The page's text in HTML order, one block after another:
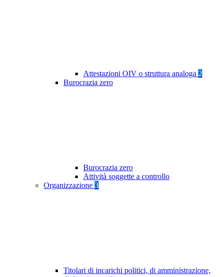
Attestazioni OIV o struttura analoga 2
Burocrazia zero
Burocrazia zero
Attività soggette a controllo
Organizzazione 3
Titolari di incarichi politici, di amministrazione,